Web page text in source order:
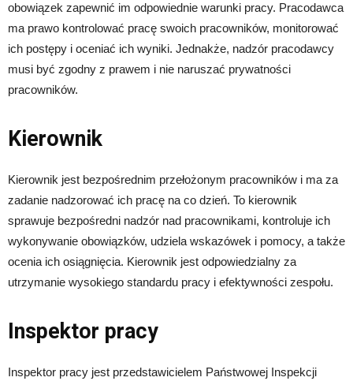
obowiązek zapewnić im odpowiednie warunki pracy. Pracodawca
ma prawo kontrolować pracę swoich pracowników, monitorować
ich postępy i oceniać ich wyniki. Jednakże, nadzór pracodawcy
musi być zgodny z prawem i nie naruszać prywatności
pracowników.
Kierownik
Kierownik jest bezpośrednim przełożonym pracowników i ma za
zadanie nadzorować ich pracę na co dzień. To kierownik
sprawuje bezpośredni nadzór nad pracownikami, kontroluje ich
wykonywanie obowiązków, udziela wskazówek i pomocy, a także
ocenia ich osiągnięcia. Kierownik jest odpowiedzialny za
utrzymanie wysokiego standardu pracy i efektywności zespołu.
Inspektor pracy
Inspektor pracy jest przedstawicielem Państwowej Inspekcji